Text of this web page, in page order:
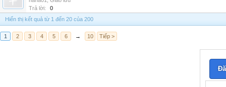
Trả lời:
0
Hiển thị kết quả từ 1 đến 20 của 200
1 2 3 4 5 6 → 10 Tiếp >